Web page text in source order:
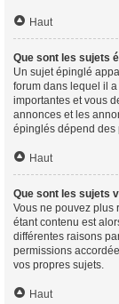
Haut
Que sont les sujets
Un sujet épinglé
forum dans lequel il
importantes et vous
annonces et les
épinglés dépend des
Haut
Que sont les sujets
Vous ne pouvez plus
étant contenu est
différentes raisons
permissions
vos propres sujets.
Haut